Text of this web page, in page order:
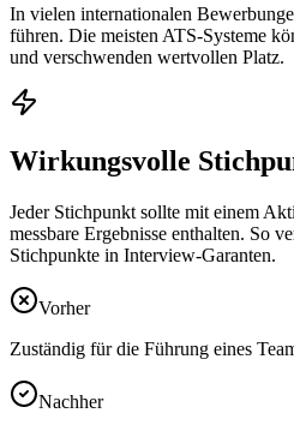
In vielen internationalen
führen. Die meisten ATS-Systeme
und verschwenden wertvollen Platz.
Wirkungsvolle
Jeder Stichpunkt sollte mit einem
messbare Ergebnisse enthalten. So
Stichpunkte in Interview-Garanten.
Vorher
Zuständig für die Führung eines
Nachher